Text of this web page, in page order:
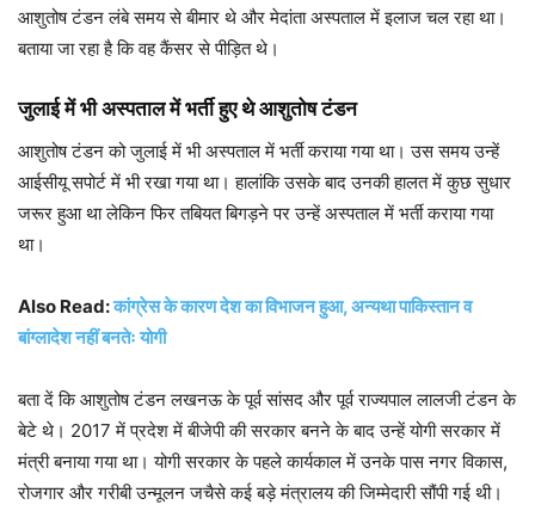
आशुतोष टंडन लंबे समय से बीमार थे और मेदांता अस्पताल में इलाज चल रहा था।
बताया जा रहा है कि वह कैंसर से पीड़ित थे।
जुलाई में भी अस्पताल में भर्ती हुए थे आशुतोष टंडन
आशुतोष टंडन को जुलाई में भी अस्पताल में भर्ती कराया गया था। उस समय उन्हें
आईसीयू सपोर्ट में भी रखा गया था। हालांकि उसके बाद उनकी हालत में कुछ सुधार
जरूर हुआ था लेकिन फिर तबियत बिगड़ने पर उन्हें अस्पताल में भर्ती कराया गया
था।
Also Read:कांग्रेस के कारण देश का विभाजन हुआ, अन्यथा पाकिस्तान व
बांग्लादेश नहीं बनतेः योगी
बता दें कि आशुतोष टंडन लखनऊ के पूर्व सांसद और पूर्व राज्यपाल लालजी टंडन के
बेटे थे। 2017 में प्रदेश में बीजेपी की सरकार बनने के बाद उन्हें योगी सरकार में
मंत्री बनाया गया था। योगी सरकार के पहले कार्यकाल में उनके पास नगर विकास,
रोजगार और गरीबी उन्मूलन जचैसे कई बड़े मंत्रालय की जिम्मेदारी सौंपी गई थी।